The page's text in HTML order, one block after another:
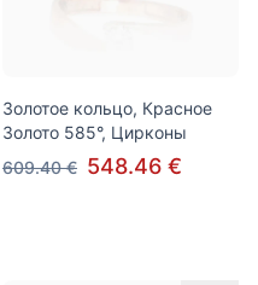
Золотое кольцо, Красное
Золото 585°, Цирконы
609.40 € 548.46 €